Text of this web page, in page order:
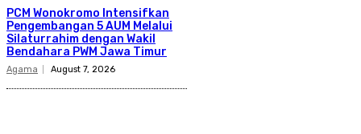
PCM Wonokromo Intensifkan
Pengembangan 5 AUM Melalui
Silaturrahim dengan Wakil
Bendahara PWM Jawa Timur
Agama August 7, 2026